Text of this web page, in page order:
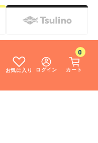
お気に入り ログイン カート
0